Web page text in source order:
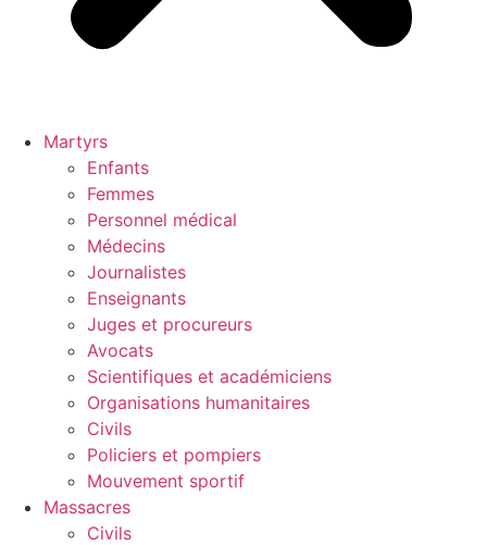
Martyrs
Enfants
Femmes
Personnel médical
Médecins
Journalistes
Enseignants
Juges et procureurs
Avocats
Scientifiques et académiciens
Organisations humanitaires
Civils
Policiers et pompiers
Mouvement sportif
Massacres
Civils